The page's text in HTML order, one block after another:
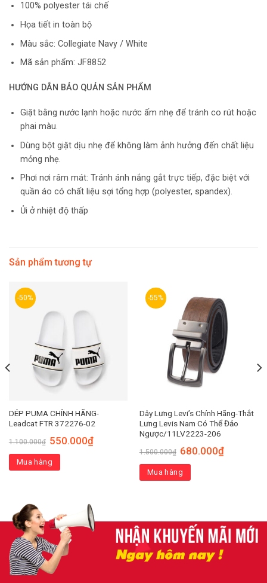
100% polyester tái chế
Họa tiết in toàn bộ
Màu sắc: Collegiate Navy / White
Mã sản phẩm: JF8852
HƯỚNG DẪN BẢO QUẢN SẢN PHẨM
Giặt bằng nước lạnh hoặc nước ấm nhẹ để tránh co rút hoặc
phai màu.
Dùng bột giặt dịu nhẹ để không làm ảnh hưởng đến chất liệu
mỏng nhẹ.
Phơi nơi râm mát: Tránh ánh nắng gắt trực tiếp, đặc biệt với
quần áo có chất liệu sợi tổng hợp (polyester, spandex).
Ủi ở nhiệt độ thấp
Sản phẩm tương tự
-50%
DÉP PUMA CHÍNH HÃNG-
Leadcat FTR 372276-02
1.100.000₫ 550.000₫
Mua hàng
-55%
Dây Lưng Levi’s Chính Hãng-Thắt
Lưng Levis Nam Có Thể Đảo
Ngược/11LV2223-206
1.500.000₫ 680.000₫
Mua hàng